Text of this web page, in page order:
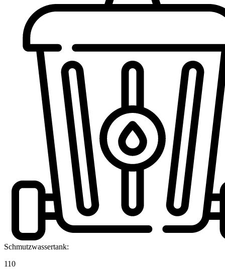
Schmutzwassertank:
110